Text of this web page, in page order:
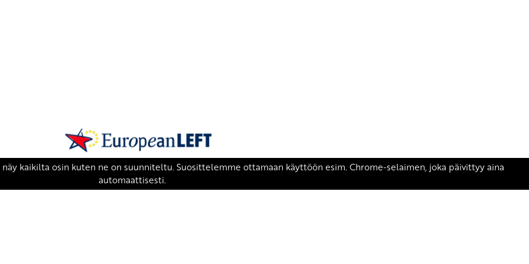
SKP on Euroopan Vasemmistopuolueen jäsen.
european-left.org